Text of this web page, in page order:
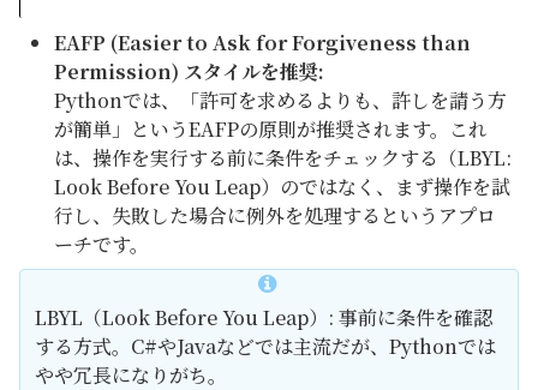
EAFP (Easier to Ask for Forgiveness than
Permission) スタイルを推奨:
Pythonでは、「許可を求めるよりも、許しを請う方
が簡単」というEAFPの原則が推奨されます。これ
は、操作を実行する前に条件をチェックする（LBYL:
Look Before You Leap）のではなく、まず操作を試
行し、失敗した場合に例外を処理するというアプロ
ーチです。
LBYL（Look Before You Leap）: 事前に条件を確認
する方式。C#やJavaなどでは主流だが、Pythonでは
やや冗長になりがち。